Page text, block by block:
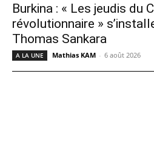
Burkina : « Les jeudis du
révolutionnaire »
Thomas Sankara
A LA UNE Mathias KAM - 6 août 2026